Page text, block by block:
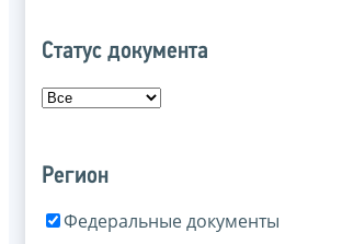
Статус документа
Регион
Федеральные документы